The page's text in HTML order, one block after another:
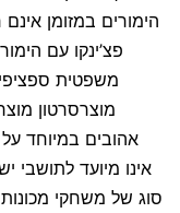
הימורים במזומן
פצ’ינקו עם
משפטית
מוצרסרטון
אהובים במיוחד
אינו מיועד לתושבי
סוג של משחקי